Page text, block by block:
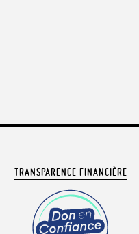
TRANSPARENCE FINANCIÈRE